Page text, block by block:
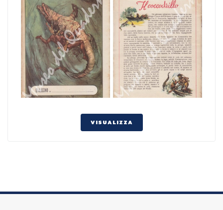
VISUALIZZA